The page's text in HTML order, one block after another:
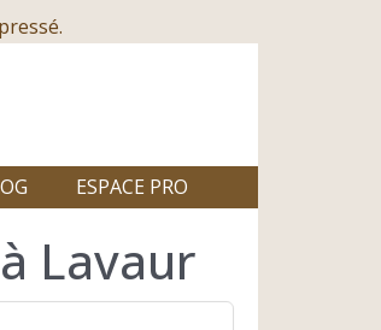
ESPACE PRO
Lavaur